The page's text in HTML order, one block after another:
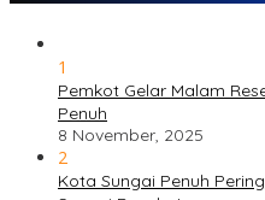
1
Pemkot Gelar Malam
Penuh
8 November, 2025
2
Kota Sungai Penuh